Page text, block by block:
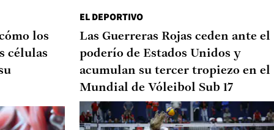
los
células
EL DEPORTIVO
Las Guerreras Rojas ceden ante el
poderío de Estados Unidos y
acumulan su tercer tropiezo en el
Mundial de Vóleibol Sub 17